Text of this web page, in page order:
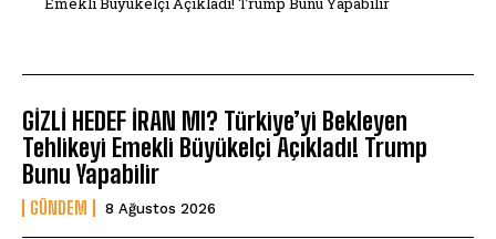
GİZLİ HEDEF İRAN MI? Türkiye’yi Bekleyen
Tehlikeyi Emekli Büyükelçi Açıkladı! Trump
Bunu Yapabilir
GÜNDEM 8 Ağustos 2026